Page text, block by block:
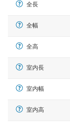
全長
全幅
全高
室内長
室内幅
室内高